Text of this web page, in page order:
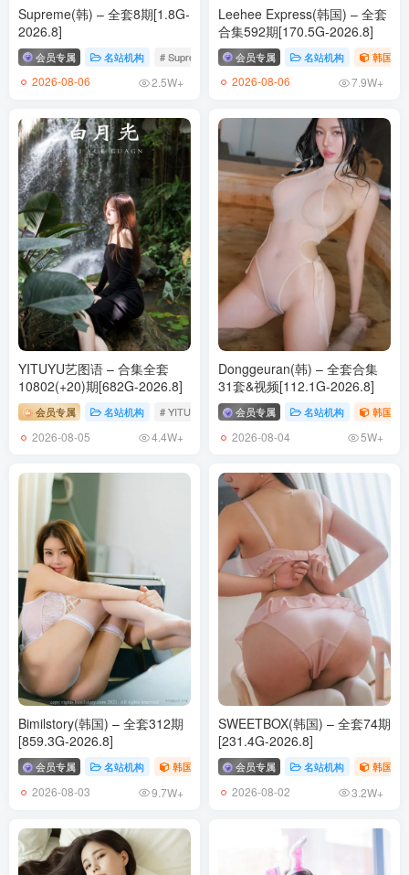
Supreme(韩) – 全套8期[1.8G-
2026.8]
会员专属 名站机构 # Supreme
2026-08-06 2.5W+
Leehee Express(韩国) – 全套
合集592期[170.5G-2026.8]
会员专属 名站机构 韩国（
2026-08-06 7.9W+
YITUYU艺图语 – 合集全套
10802(+20)期[682G-2026.8]
会员专属 名站机构 # YITUYU艺图语
2026-08-05 4.4W+
Donggeuran(韩) – 全套合集
31套&视频[112.1G-2026.8]
会员专属 名站机构 韩国（
2026-08-04 5W+
Bimilstory(韩国) – 全套312期
[859.3G-2026.8]
会员专属 名站机构 韩国（korea） # Bimilstory
2026-08-03 9.7W+
SWEETBOX(韩国) – 全套74期
[231.4G-2026.8]
会员专属 名站机构 韩国（
2026-08-02 3.2W+